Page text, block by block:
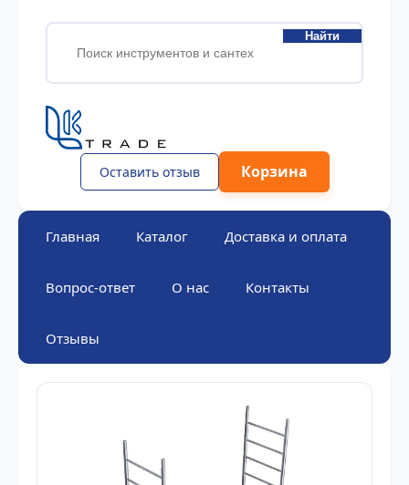
Найти
Оставить отзыв Корзина
Главная Каталог Доставка и оплата
Вопрос-ответ О нас Контакты
Отзывы